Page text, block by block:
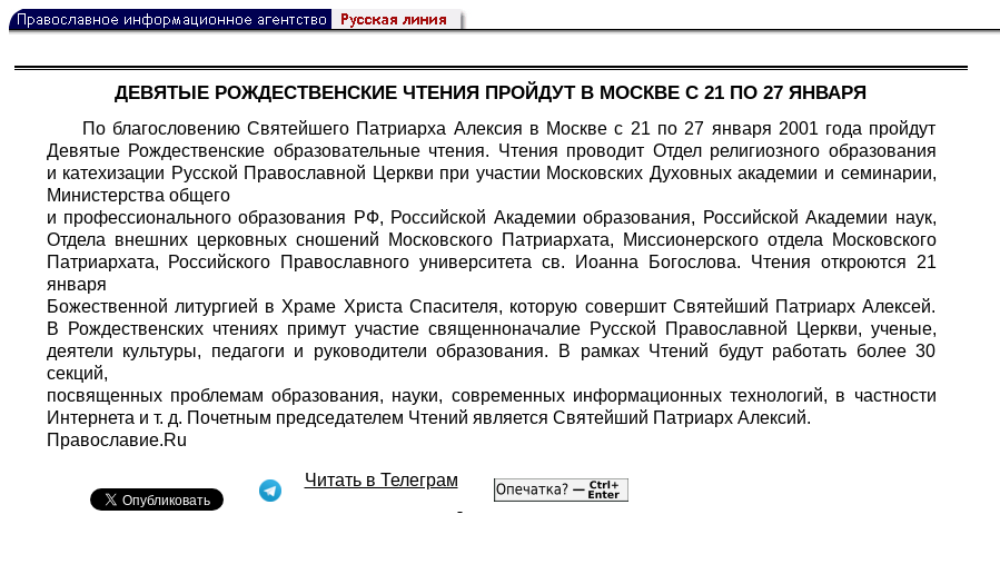
ДЕВЯТЫЕ РОЖДЕСТВЕНСКИЕ ЧТЕНИЯ ПРОЙДУТ В МОСКВЕ С 21 ПО 27 ЯНВАРЯ
По благословению Святейшего Патриарха Алексия в Москве с 21 по 27 января 2001 года пройдут
Девятые Рождественские образовательные чтения. Чтения проводит Отдел религиозного образования
и катехизации Русской Православной Церкви при участии Московских Духовных академии и семинарии,
Министерства общего
и профессионального образования РФ, Российской Академии образования, Российской Академии наук,
Отдела внешних церковных сношений Московского Патриархата, Миссионерского отдела Московского
Патриархата, Российского Православного университета св. Иоанна Богослова. Чтения откроются 21
января
Божественной литургией в Храме Христа Спасителя, которую совершит Святейший Патриарх Алексей.
В Рождественских чтениях примут участие священноначалие Русской Православной Церкви, ученые,
деятели культуры, педагоги и руководители образования. В рамках Чтений будут работать более 30
секций,
посвященных проблемам образования, науки, современных информационных технологий, в частности
Интернета и т. д. Почетным председателем Чтений является Святейший Патриарх Алексий.
Православие.Ru
Читать в Телеграм